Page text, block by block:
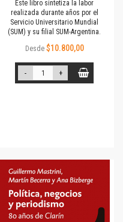
Este libro sintetiza la labor
realizada durante años por el
Servicio Universitario Mundial
(SUM) y su filial SUM-Argentina.
Desde $10.800,00
- +